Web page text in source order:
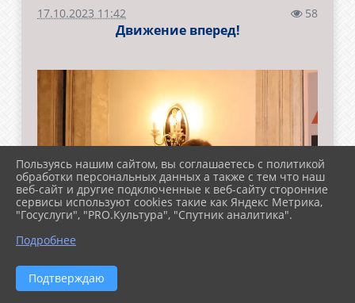
17.10.2023 11:42 58
Движение вперед!
Пользуясь нашим сайтом, вы соглашаетесь с политикой
обработки персональных данных а также с тем что наш
веб-сайт и другие подключенные к веб-сайту сторонние
сервисы используют cookies такие как Яндекс Метрика,
"Госуслуги", "PRO.Культура", "Спутник аналитика".
Подробнее
Подтверждаю